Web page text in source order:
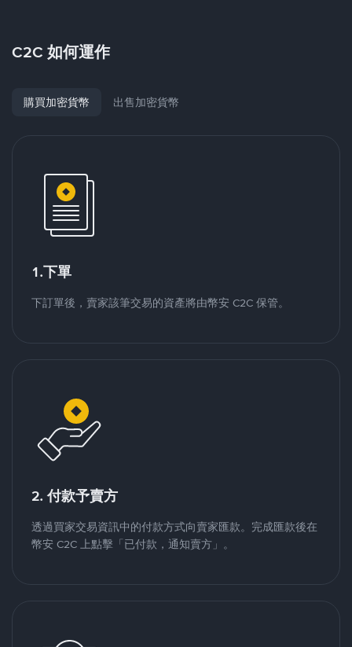
C2C 如何運作
購買加密貨幣 出售加密貨幣
1.下單
下訂單後，賣家該筆交易的資產將由幣安 C2C 保管。
2. 付款予賣方
透過買家交易資訊中的付款方式向賣家匯款。完成匯款後在
幣安 C2C 上點擊「已付款，通知賣方」。